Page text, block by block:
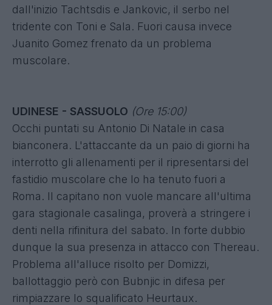
dall'inizio Tachtsdis e Jankovic, il serbo nel
tridente con Toni e Sala. Fuori causa invece
Juanito Gomez frenato da un problema
muscolare.
UDINESE - SASSUOLO (Ore 15:00)
Occhi puntati su Antonio Di Natale in casa
bianconera. L'attaccante da un paio di giorni ha
interrotto gli allenamenti per il ripresentarsi del
fastidio muscolare che lo ha tenuto fuori a
Roma. Il capitano non vuole mancare all'ultima
gara stagionale casalinga, proverà a stringere i
denti nella rifinitura del sabato. In forte dubbio
dunque la sua presenza in attacco con Thereau.
Problema all'alluce risolto per Domizzi,
ballottaggio però con Bubnjic in difesa per
rimpiazzare lo squalificato Heurtaux.